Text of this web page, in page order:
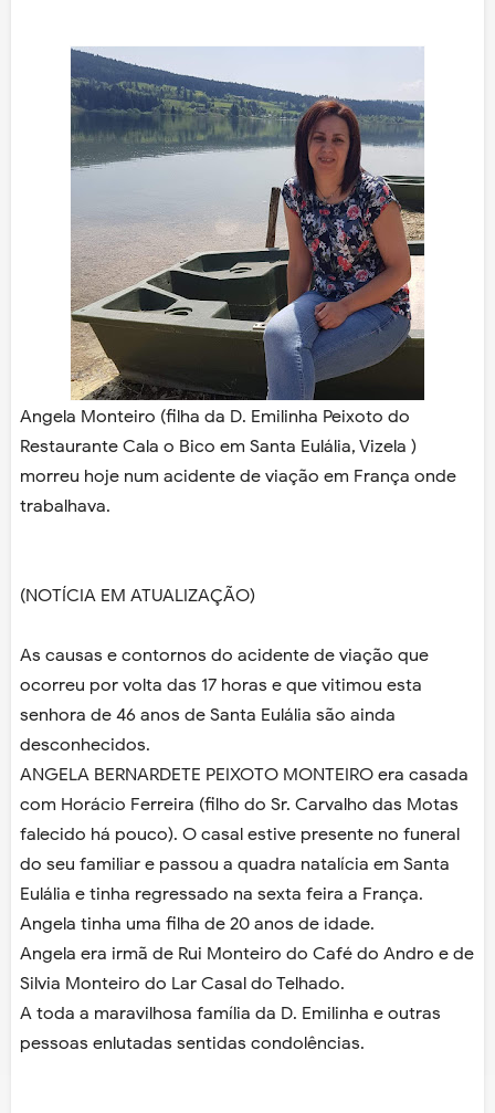
Angela Monteiro (filha da D. Emilinha Peixoto do
Restaurante Cala o Bico em Santa Eulália, Vizela )
morreu hoje num acidente de viação em França onde
trabalhava.
(NOTÍCIA EM ATUALIZAÇÃO)
As causas e contornos do acidente de viação que
ocorreu por volta das 17 horas e que vitimou esta
senhora de 46 anos de Santa Eulália são ainda
desconhecidos.
ANGELA BERNARDETE PEIXOTO MONTEIRO era casada
com Horácio Ferreira (filho do Sr. Carvalho das Motas
falecido há pouco). O casal estive presente no funeral
do seu familiar e passou a quadra natalícia em Santa
Eulália e tinha regressado na sexta feira a França.
Angela tinha uma filha de 20 anos de idade.
Angela era irmã de Rui Monteiro do Café do Andro e de
Silvia Monteiro do Lar Casal do Telhado.
A toda a maravilhosa família da D. Emilinha e outras
pessoas enlutadas sentidas condolências.